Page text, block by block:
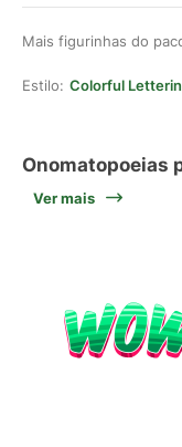
Mais figurinhas do
Estilo: Colorful
Onomatopoeias
Ver mais